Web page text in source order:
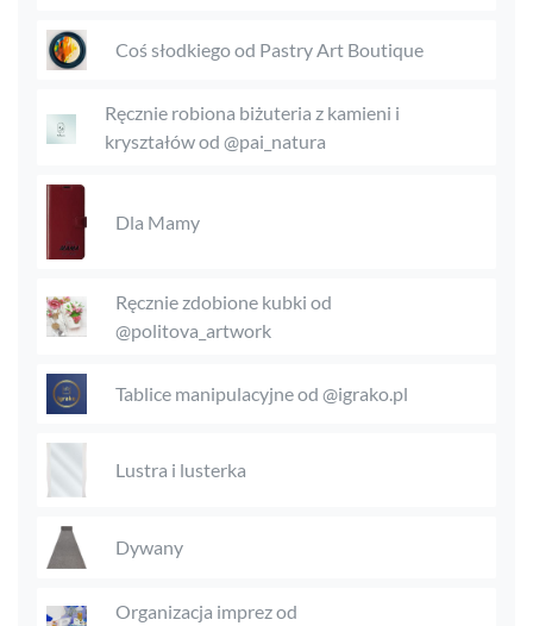
Coś słodkiego od Pastry Art Boutique
Ręcznie robiona biżuteria z kamieni i
kryształów od @pai_natura
Dla Mamy
Ręcznie zdobione kubki od
@politova_artwork
Tablice manipulacyjne od @igrako.pl
Lustra i lusterka
Dywany
Organizacja imprez od